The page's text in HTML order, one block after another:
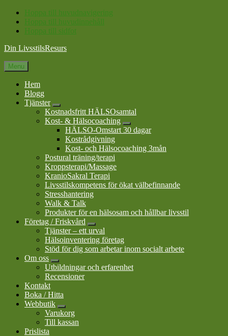
Hoppa till huvudnavigering
Hoppa till huvudinnehåll
Hoppa till sidfot
Din LivsstilsResurs
Menu
Hem
Blogg
Tjänster
Submenu
Kostnadsfritt HÄLSOsamtal
Kost- & Hälsocoaching
Submenu
HÄLSO-Omstart 30 dagar
Kostrådgivning
Kost- och Hälsocoaching 3mån
Postural träning/terapi
Kroppsterapi/Massage
KranioSakral Terapi
Livsstilskompetens för ökat välbefinnande
Stresshantering
Walk & Talk
Produkter för en hälsosam och hållbar livsstil
Företag / Friskvård
Submenu
Tjänster – ett urval
Hälsoinventering företag
Stöd för dig som arbetar inom socialt arbete
Om oss
Submenu
Utbildningar och erfarenhet
Recensioner
Kontakt
Boka / Hitta
Webbutik
Submenu
Varukorg
Till kassan
Prislista